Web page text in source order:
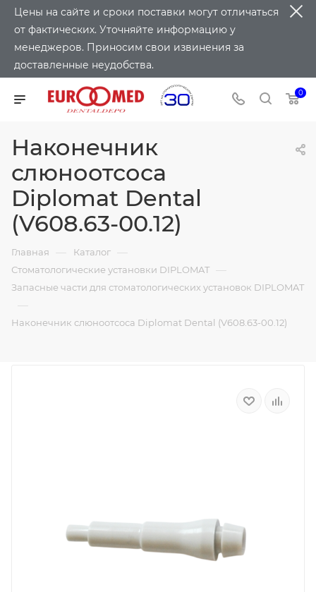
Цены на сайте и сроки поставки могут отличаться
от фактических. Уточняйте информацию у
менеджеров. Приносим свои извинения за
доставленные неудобства.
0
Наконечник
слюноотсоса
Diplomat Dental
(V608.63-00.12)
Главная — Каталог —
Стоматологические установки DIPLOMAT —
Запасные части для стоматологических установок DIPLOMAT
—
Наконечник слюноотсоса Diplomat Dental (V608.63-00.12)